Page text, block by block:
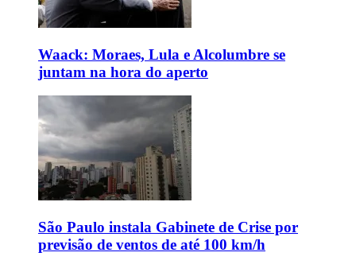
Waack: Moraes, Lula e Alcolumbre se
juntam na hora do aperto
São Paulo instala Gabinete de Crise por
previsão de ventos de até 100 km/h